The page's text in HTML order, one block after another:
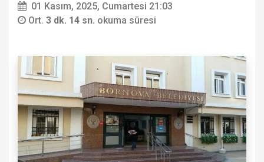
01 Kasım, 2025, Cumartesi 21:03
Ort. 3 dk. 14 sn. okuma süresi